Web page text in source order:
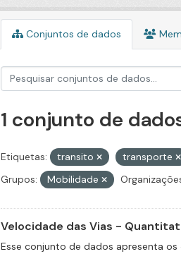
Conjuntos de dados
1 conjunto de
Etiquetas: transito transporte
Grupos:
Mobilidade
Velocidade das Vias -
Esse conjunto de dados apresenta